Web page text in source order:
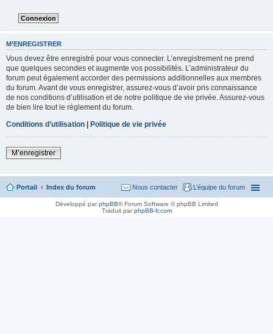
M’ENREGISTRER
Vous devez être enregistré pour vous connecter. L’enregistrement ne prend
que quelques secondes et augmente vos possibilités. L’administrateur du
forum peut également accorder des permissions additionnelles aux membres
du forum. Avant de vous enregistrer, assurez-vous d’avoir pris connaissance
de nos conditions d’utilisation et de notre politique de vie privée. Assurez-vous
de bien lire tout le règlement du forum.
Conditions d’utilisation | Politique de vie privée
M’enregistrer
Portail Index du forum L’équipe du forum
Nous contacter
Développé parphpBB® Forum Software © phpBB Limited
Traduit parphpBB-fr.com